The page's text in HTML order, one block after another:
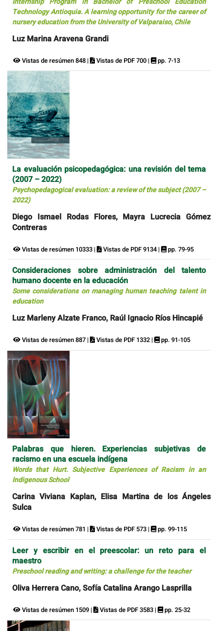
Technology Antioquia. A learning opportunity for the career of
nursery education from the University of Valparaiso, Chile
Luz Marina Aravena Grandi
Vistas de resúmen 848 | Vistas de PDF 700 | pp. 7-13
La evaluación psicopedagógica: una revisión del tema
(2007 – 2022)
Psychopedagogical evaluation: a review of the subject (2007 –
2022)
Diego Ismael Rodas Flores, Mayra Lucrecia Gómez
Contreras
Vistas de resúmen 10333 | Vistas de PDF 9134 | pp. 79-95
Consideraciones sobre administración del talento
humano docente en la educación
Some considerations on managing human teaching talent in
education
Luz Marleny Alzate Franco, Raúl Ignacio Ríos Hincapié
Vistas de resúmen 887 | Vistas de PDF 1332 | pp. 91-105
Palabras que hieren. Experiencias subjetivas de
racismo en una escuela indígena
Words that Hurt. Subjective Experiences of Racism in an
Indigenous School
Carina Viviana Kaplan, Elisa Martina de los Ángeles
Sulca
Vistas de resúmen 781 | Vistas de PDF 573 | pp. 99-115
Leer y escribir en el preescolar: un reto para el
maestro
Preschool reading and writing: a challenge for the teacher
Oliva Herrera Cano, Sofía Catalina Arango Lasprilla
Vistas de resúmen 1509 | Vistas de PDF 3583 | pp. 25-32